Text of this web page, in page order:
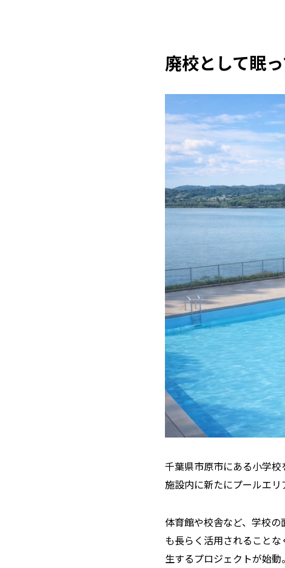
廃校として眠
千葉県市原市にある小学校
施設内に新たにプールエリ
体育館や校舎など、学校
も長らく活用されること
生するプロジェクトが始